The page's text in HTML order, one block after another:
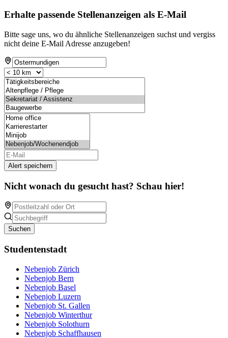
Erhalte passende Stellenanzeigen als E-Mail
Bitte sage uns, wo du ähnliche Stellenanzeigen suchst und vergiss
nicht deine E-Mail Adresse anzugeben!
Alert speichern
Nicht wonach du gesucht hast? Schau hier!
Suchen
Studentenstadt
Nebenjob Zürich
Nebenjob Bern
Nebenjob Basel
Nebenjob Luzern
Nebenjob St. Gallen
Nebenjob Winterthur
Nebenjob Solothurn
Nebenjob Schaffhausen